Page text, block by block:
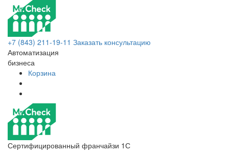
+7 (843) 211-19-11 Заказать консультацию
Автоматизация
бизнеса
Корзина
Сертифицированный франчайзи 1С